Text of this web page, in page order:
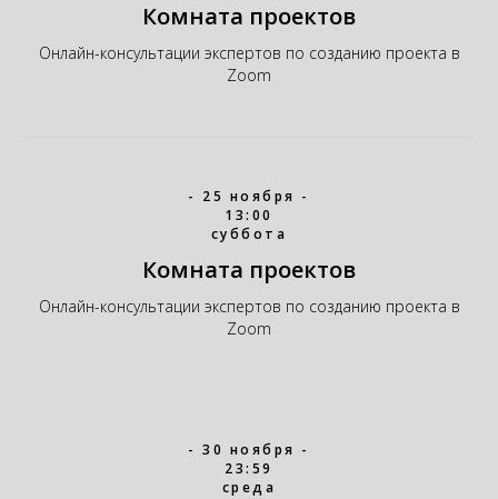
Комната проектов
Онлайн-консультации экспертов по созданию проекта в
Zoom
- 25 ноября -
13:00
суббота
Комната проектов
Онлайн-консультации экспертов по созданию проекта в
Zoom
- 30 ноября -
23:59
среда